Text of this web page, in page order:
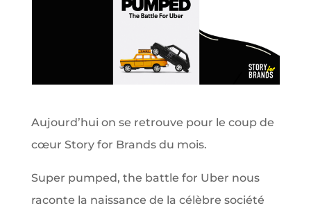
Aujourd’hui on se retrouve pour le coup de
cœur Story for Brands du mois.
Super pumped, the battle for Uber nous
raconte la naissance de la célèbre société